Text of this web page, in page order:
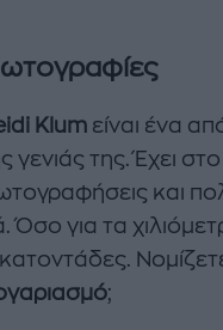
Klum είναι ένα
γενιάς της. Έχει
και
Όσο για τα
Νομίζετε
;